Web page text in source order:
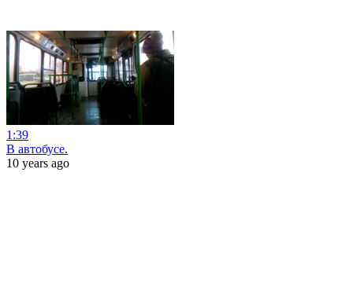
1:39
В автобусе.
10 years ago